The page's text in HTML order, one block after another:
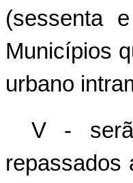
(sessenta
Municípios
urbano
V -
repassados